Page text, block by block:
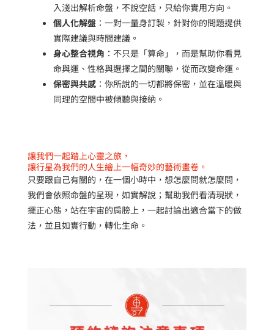
入淺出解析命盤，不說空話，只給你實用方向。
個人化解盤：一對一量身訂製，針對你的問題提供
實際建議與時間建議。
身心整合視角 ：不只是「算命」，而是幫助你看見
命與運、性格與選擇之間的關聯，從而改變命運。
保密與共感：你所說的一切都將保密，並在溫暖與
同理的空間中被傾聽與接納。
讓我們一起踏上心靈之旅，
讓行星為我們的人生繪上一幅奇妙的藝術畫卷。
只要跟自己有關的，在一個小時中，想怎麼問就怎麼問，
我們會依照命盤的呈現，如實解說；幫助我們看清現狀，
擺正心態，站在宇宙的肩膀上，一起討論出適合當下的做
法，並且如實行動，轉化生命。